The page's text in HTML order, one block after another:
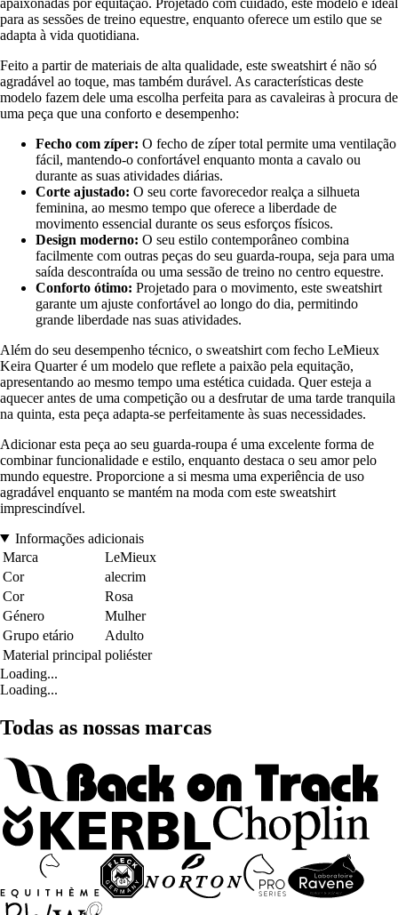
para as sessões de treino equestre, enquanto oferece um estilo que se
adapta à vida quotidiana.
Feito a partir de materiais de alta qualidade, este sweatshirt é não só
agradável ao toque, mas também durável. As características deste
modelo fazem dele uma escolha perfeita para as cavaleiras à procura de
uma peça que una conforto e desempenho:
Fecho com zíper: O fecho de zíper total permite uma ventilação
fácil, mantendo-o confortável enquanto monta a cavalo ou
durante as suas atividades diárias.
Corte ajustado: O seu corte favorecedor realça a silhueta
feminina, ao mesmo tempo que oferece a liberdade de
movimento essencial durante os seus esforços físicos.
Design moderno: O seu estilo contemporâneo combina
facilmente com outras peças do seu guarda-roupa, seja para uma
saída descontraída ou uma sessão de treino no centro equestre.
Conforto ótimo: Projetado para o movimento, este sweatshirt
garante um ajuste confortável ao longo do dia, permitindo
grande liberdade nas suas atividades.
Além do seu desempenho técnico, o sweatshirt com fecho LeMieux
Keira Quarter é um modelo que reflete a paixão pela equitação,
apresentando ao mesmo tempo uma estética cuidada. Quer esteja a
aquecer antes de uma competição ou a desfrutar de uma tarde tranquila
na quinta, esta peça adapta-se perfeitamente às suas necessidades.
Adicionar esta peça ao seu guarda-roupa é uma excelente forma de
combinar funcionalidade e estilo, enquanto destaca o seu amor pelo
mundo equestre. Proporcione a si mesma uma experiência de uso
agradável enquanto se mantém na moda com este sweatshirt
imprescindível.
Informações adicionais
Marca
LeMieux
Cor
alecrim
Cor
Rosa
Género
Mulher
Grupo etário
Adulto
Material principal poliéster
Loading...
Loading...
Todas as nossas marcas